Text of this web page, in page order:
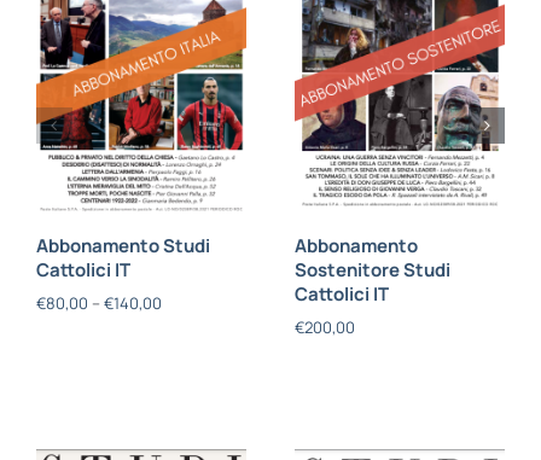
Abbonamento Studi
Cattolici IT
€80,00 – €140,00
Abbonamento
Sostenitore Studi
Cattolici IT
€200,00